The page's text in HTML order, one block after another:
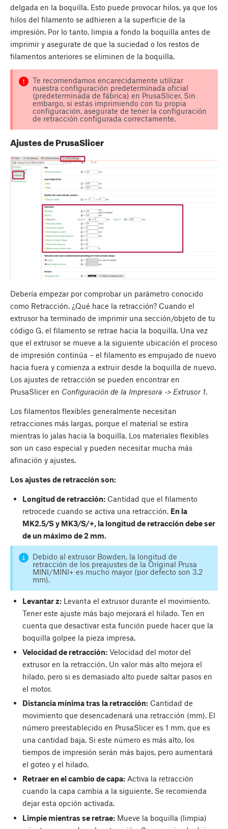
delgada en la boquilla. Esto puede provocar hilos, ya que los
hilos del filamento se adhieren a la superficie de la
impresión. Por lo tanto, limpia a fondo la boquilla antes de
imprimir y asegurate de que la suciedad o los restos de
filamentos anteriores se eliminen de la boquilla.
Te recomendamos encarecidamente utilizar
nuestra configuración predeterminada oficial
(predeterminada de fábrica) en PrusaSlicer. Sin
embargo, si estas imprimiendo con tu propia
configuración, asegurate de tener la configuración
de retracción configurada correctamente.
Ajustes de PrusaSlicer
Debería empezar por comprobar un parámetro conocido
como Retracción. ¿Qué hace la retracción? Cuando el
extrusor ha terminado de imprimir una sección/objeto de tu
código G, el filamento se retrae hacia la boquilla. Una vez
que el extrusor se mueve a la siguiente ubicación el proceso
de impresión continúa – el filamento es empujado de nuevo
hacia fuera y comienza a extruir desde la boquilla de nuevo.
Los ajustes de retracción se pueden encontrar en
PrusaSlicer en Configuración de la Impresora -> Extrusor 1.
Los filamentos flexibles generalmente necesitan
retracciones más largas, porque el material se estira
mientras lo jalas hacia la boquilla. Los materiales flexibles
son un caso especial y pueden necesitar mucha más
afinación y ajustes.
Los ajustes de retracción son:
Longitud de retracción:Cantidad que el filamento
retrocede cuando se activa una retracción. En la
MK2.5/S y MK3/S/+, la longitud de retracción debe ser
de un máximo de 2 mm.
Debido al extrusor Bowden, la longitud de
retracción de los preajustes de la Original Prusa
MINI/MINI+ es mucho mayor (por defecto son 3.2
mm).
Levantar z:Levanta el extrusor durante el movimiento.
Tener este ajuste más bajo mejorará el hilado. Ten en
cuenta que desactivar esta función puede hacer que la
boquilla golpee la pieza impresa.
Velocidad de retracción:Velocidad del motor del
extrusor en la retracción. Un valor más alto mejora el
hilado, pero si es demasiado alto puede saltar pasos en
el motor.
Distancia mínima tras la retracción:Cantidad de
movimiento que desencadenará una retracción (mm). El
número preestablecido en PrusaSlicer es 1 mm, que es
una cantidad baja. Si este número es más alto, los
tiempos de impresión serán más bajos, pero aumentará
el goteo y el hilado.
Retraer en el cambio de capa:Activa la retracción
cuando la capa cambia a la siguiente. Se recomienda
dejar esta opción activada.
Limpie mientras se retrae:Mueve la boquilla (limpia)